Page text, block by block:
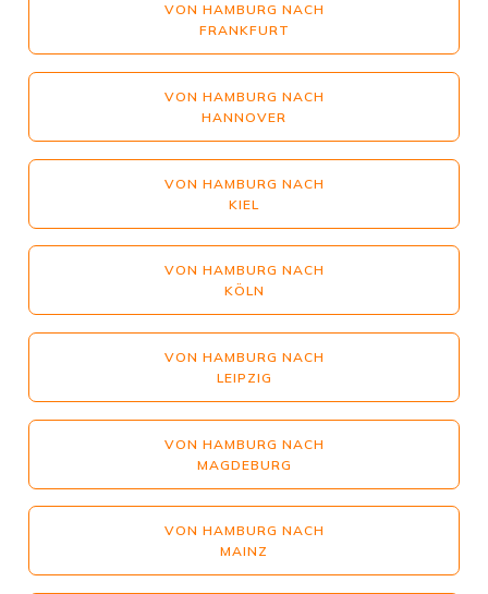
VON HAMBURG NACH
FRANKFURT
VON HAMBURG NACH
HANNOVER
VON HAMBURG NACH
KIEL
VON HAMBURG NACH
KÖLN
VON HAMBURG NACH
LEIPZIG
VON HAMBURG NACH
MAGDEBURG
VON HAMBURG NACH
MAINZ